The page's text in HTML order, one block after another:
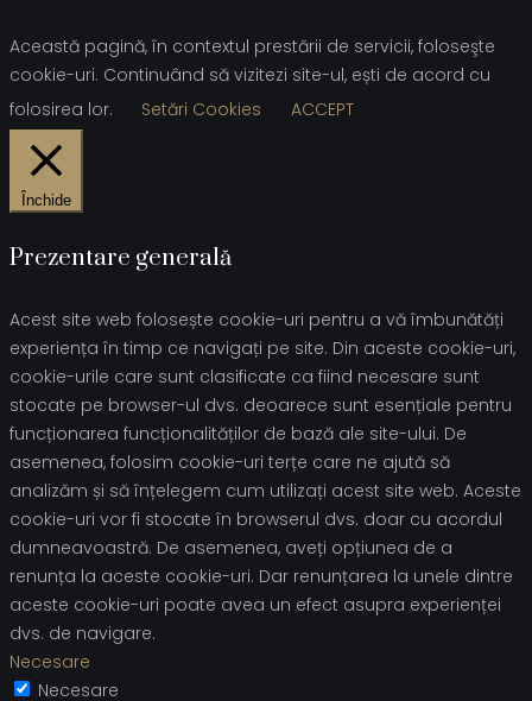
Această pagină, în contextul prestării de servicii, foloseşte
cookie-uri. Continuând să vizitezi site-ul, ești de acord cu
folosirea lor.
Setări Cookies ACCEPT
Închide
Prezentare generală
Acest site web folosește cookie-uri pentru a vă îmbunătăți
experiența în timp ce navigați pe site. Din aceste cookie-uri,
cookie-urile care sunt clasificate ca fiind necesare sunt
stocate pe browser-ul dvs. deoarece sunt esențiale pentru
funcționarea funcționalităților de bază ale site-ului. De
asemenea, folosim cookie-uri terțe care ne ajută să
analizăm și să înțelegem cum utilizați acest site web. Aceste
cookie-uri vor fi stocate în browserul dvs. doar cu acordul
dumneavoastră. De asemenea, aveți opțiunea de a
renunța la aceste cookie-uri. Dar renunțarea la unele dintre
aceste cookie-uri poate avea un efect asupra experienței
dvs. de navigare.
Necesare
Necesare